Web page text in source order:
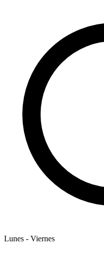
Lunes - Viernes